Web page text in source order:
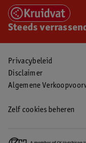
Steeds
Privacybeleid
Disclaimer
Algemene
Zelf cookies beheren